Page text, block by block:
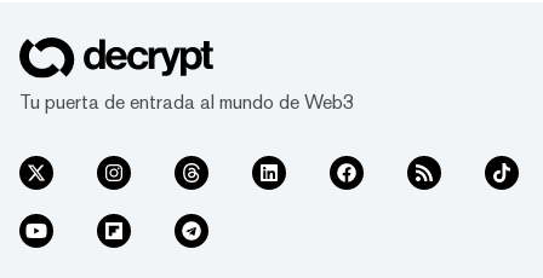
Tu puerta de entrada al mundo de Web3